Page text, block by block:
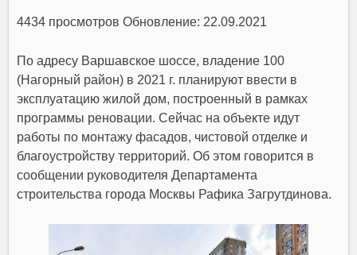
4434 просмотров Обновление: 22.09.2021
По адресу Варшавское шоссе, владение 100
(Нагорный район) в 2021 г. планируют ввести в
эксплуатацию жилой дом, построенный в рамках
программы реновации. Сейчас на объекте идут
работы по монтажу фасадов, чистовой отделке и
благоустройству территорий. Об этом говорится в
сообщении руководителя Департамента
строительства города Москвы Рафика Загрутдинова.